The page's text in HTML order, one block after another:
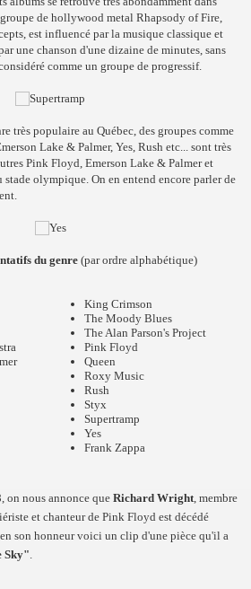
de hollywood metal Rhapsody of Fire,
est influencé par la musique classique et
une chanson d'une dizaine de minutes, sans
comme un groupe de progressif.
très populaire au Québec, des groupes comme
Lake & Palmer, Yes, Rush etc... sont très
Pink Floyd, Emerson Lake & Palmer et
stade olympique. On en entend encore parler de
du genre (par ordre alphabétique)
King Crimson
The Moody Blues
The Alan Parson's Project
Pink Floyd
Queen
Roxy Music
Rush
Styx
Supertramp
Yes
Frank Zappa
on nous annonce que Richard Wright, membre
et chanteur de Pink Floyd est décédé
son honneur voici un clip d'une pièce qu'il a
Sky".